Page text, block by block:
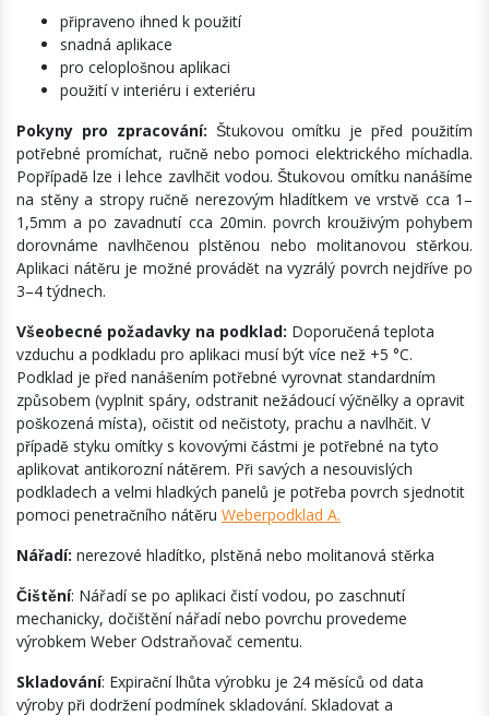
připraveno ihned k použití
snadná aplikace
pro celoplošnou aplikaci
použití v interiéru i exteriéru
Pokyny pro zpracování: Štukovou omítku je před použitím
potřebné promíchat, ručně nebo pomoci elektrického míchadla.
Popřípadě lze i lehce zavlhčit vodou. Štukovou omítku nanášíme
na stěny a stropy ručně nerezovým hladítkem ve vrstvě cca 1–
1,5mm a po zavadnutí cca 20min. povrch krouživým pohybem
dorovnáme navlhčenou plstěnou nebo molitanovou stěrkou.
Aplikaci nátěru je možné provádět na vyzrálý povrch nejdříve po
3–4 týdnech.
Všeobecné požadavky na podklad: Doporučená teplota
vzduchu a podkladu pro aplikaci musí být více než +5 °C.
Podklad je před nanášením potřebné vyrovnat standardním
způsobem (vyplnit spáry, odstranit nežádoucí výčnělky a opravit
poškozená místa), očistit od nečistoty, prachu a navlhčit. V
případě styku omítky s kovovými částmi je potřebné na tyto
aplikovat antikorozní nátěrem. Při savých a nesouvislých
podkladech a velmi hladkých panelů je potřeba povrch sjednotit
pomoci penetračního nátěru Weberpodklad A.
Nářadí: nerezové hladítko, plstěná nebo molitanová stěrka
Čištění: Nářadí se po aplikaci čistí vodou, po zaschnutí
mechanicky, dočištění nářadí nebo povrchu provedeme
výrobkem Weber Odstraňovač cementu.
Skladování: Expirační lhůta výrobku je 24 měsíců od data
výroby při dodržení podmínek skladování. Skladovat a